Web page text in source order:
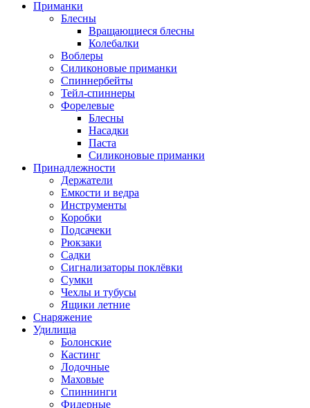
Приманки
Блесны
Вращающиеся блесны
Колебалки
Воблеры
Силиконовые приманки
Спиннербейты
Тейл-спиннеры
Форелевые
Блесны
Насадки
Паста
Силиконовые приманки
Принадлежности
Держатели
Емкости и ведра
Инструменты
Коробки
Подсачеки
Рюкзаки
Садки
Сигнализаторы поклёвки
Сумки
Чехлы и тубусы
Ящики летние
Снаряжение
Удилища
Болонские
Кастинг
Лодочные
Маховые
Спиннинги
Фидерные